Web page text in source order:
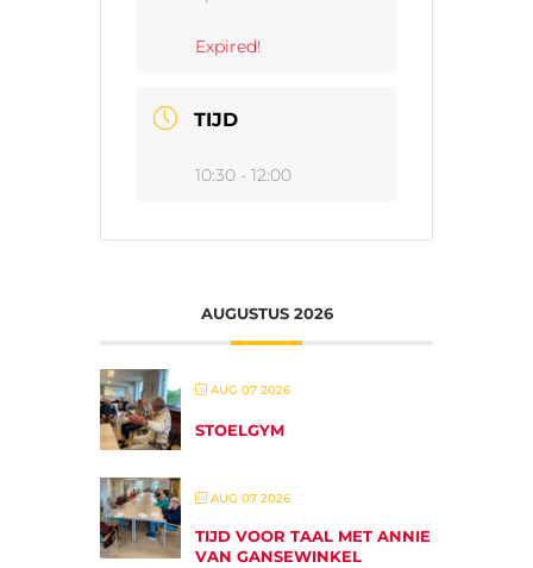
Expired!
TIJD
10:30 - 12:00
AUGUSTUS 2026
AUG 07 2026
STOELGYM
AUG 07 2026
TIJD VOOR TAAL MET ANNIE
VAN GANSEWINKEL